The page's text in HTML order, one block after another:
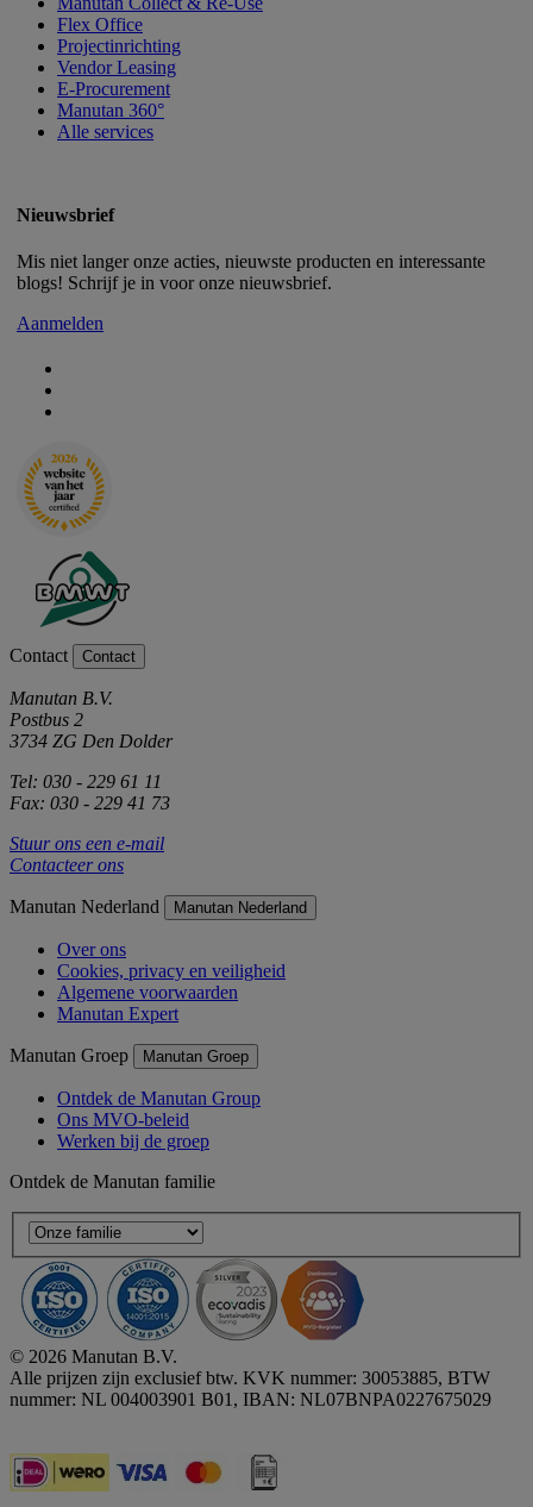
Flex Office
Projectinrichting
Vendor Leasing
E-Procurement
Manutan 360°
Alle services
Nieuwsbrief
Mis niet langer onze acties, nieuwste producten en interessante
blogs! Schrijf je in voor onze nieuwsbrief.
Aanmelden
Contact Contact
Manutan B.V.
Postbus 2
3734 ZG Den Dolder
Tel: 030 - 229 61 11
Fax: 030 - 229 41 73
Stuur ons een e-mail
Contacteer ons
Manutan Nederland Manutan Nederland
Over ons
Cookies, privacy en veiligheid
Algemene voorwaarden
Manutan Expert
Manutan Groep Manutan Groep
Ontdek de Manutan Group
Ons MVO-beleid
Werken bij de groep
Ontdek de Manutan familie
© 2026 Manutan B.V.
Alle prijzen zijn exclusief btw. KVK nummer: 30053885, BTW
nummer: NL 004003901 B01, IBAN: NL07BNPA0227675029